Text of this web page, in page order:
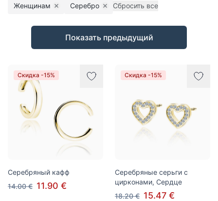
Женщинам Remove filter
Серебро Remove filter
Сбросить все
Товары
Показать предыдущий
Скидка -15%
Серебряный кафф
14.00 € 11.90 €
Скидка -15%
Серебряные серьги с
цирконами, Сердце
18.20 € 15.47 €